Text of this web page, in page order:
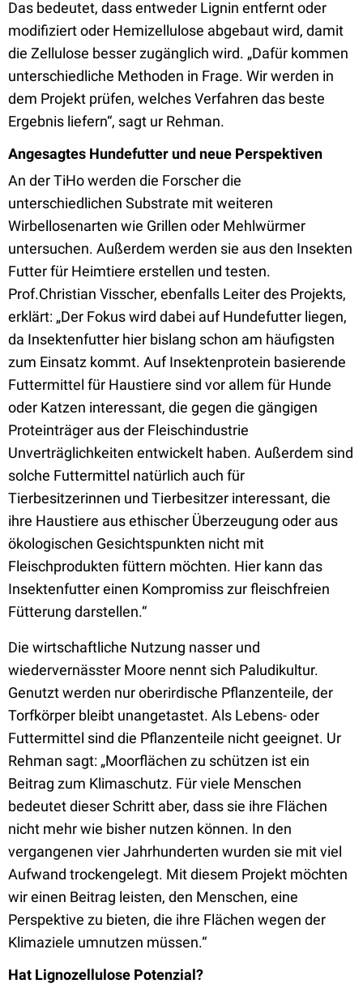
Das bedeutet, dass entweder Lignin entfernt oder
modifiziert oder Hemizellulose abgebaut wird, damit
die Zellulose besser zugänglich wird. „Dafür kommen
unterschiedliche Methoden in Frage. Wir werden in
dem Projekt prüfen, welches Verfahren das beste
Ergebnis liefern“, sagt ur Rehman.
Angesagtes Hundefutter und neue Perspektiven
An der TiHo werden die Forscher die
unterschiedlichen Substrate mit weiteren
Wirbellosenarten wie Grillen oder Mehlwürmer
untersuchen. Außerdem werden sie aus den Insekten
Futter für Heimtiere erstellen und testen.
Prof.Christian Visscher, ebenfalls Leiter des Projekts,
erklärt: „Der Fokus wird dabei auf Hundefutter liegen,
da Insektenfutter hier bislang schon am häufigsten
zum Einsatz kommt. Auf Insektenprotein basierende
Futtermittel für Haustiere sind vor allem für Hunde
oder Katzen interessant, die gegen die gängigen
Proteinträger aus der Fleischindustrie
Unverträglichkeiten entwickelt haben. Außerdem sind
solche Futtermittel natürlich auch für
Tierbesitzerinnen und Tierbesitzer interessant, die
ihre Haustiere aus ethischer Überzeugung oder aus
ökologischen Gesichtspunkten nicht mit
Fleischprodukten füttern möchten. Hier kann das
Insektenfutter einen Kompromiss zur fleischfreien
Fütterung darstellen.“
Die wirtschaftliche Nutzung nasser und
wiedervernässter Moore nennt sich Paludikultur.
Genutzt werden nur oberirdische Pflanzenteile, der
Torfkörper bleibt unangetastet. Als Lebens- oder
Futtermittel sind die Pflanzenteile nicht geeignet. Ur
Rehman sagt: „Moorflächen zu schützen ist ein
Beitrag zum Klimaschutz. Für viele Menschen
bedeutet dieser Schritt aber, dass sie ihre Flächen
nicht mehr wie bisher nutzen können. In den
vergangenen vier Jahrhunderten wurden sie mit viel
Aufwand trockengelegt. Mit diesem Projekt möchten
wir einen Beitrag leisten, den Menschen, eine
Perspektive zu bieten, die ihre Flächen wegen der
Klimaziele umnutzen müssen.“
Hat Lignozellulose Potenzial?